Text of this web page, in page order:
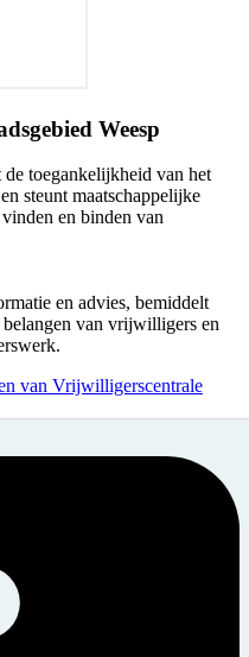
Weesp
toegankelijkheid van het
steunt maatschappelijke
en binden van
en advies, bemiddelt
belangen van vrijwilligers en
van Vrijwilligerscentrale